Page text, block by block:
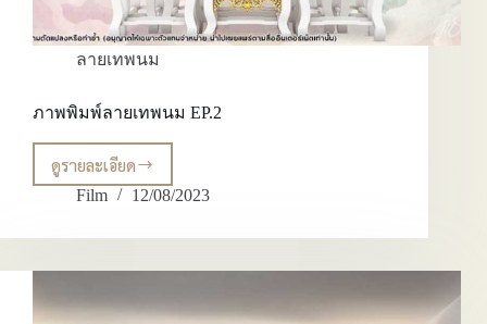
ลายเทพนม
ภาพพิมพ์ลายเทพนม EP.2
ดูรายละเอียด
ภาพ
พิมพ์
เทพนม
Film 12/08/2023